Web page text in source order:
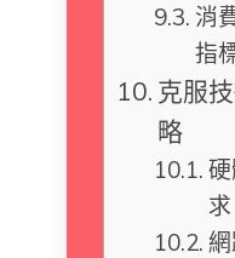
消
指
克服
略
求